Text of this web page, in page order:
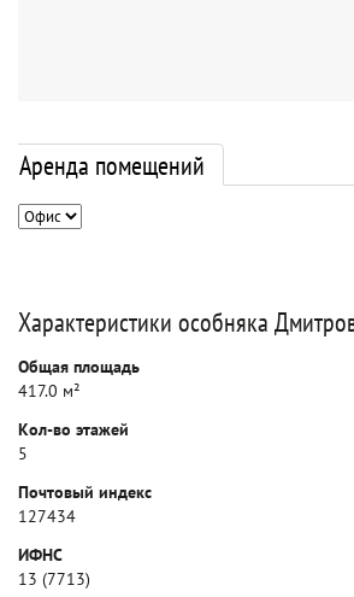
Аренда помещений
Характеристики особняка
Общая площадь
417.0 м²
Кол-во этажей
5
Почтовый индекс
127434
ИФНС
13 (7713)